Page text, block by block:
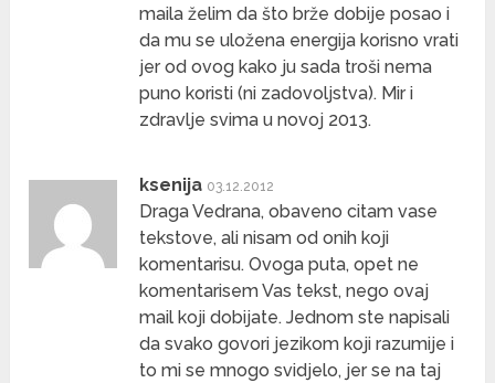
maila želim da što brže dobije posao i
da mu se uložena energija korisno vrati
jer od ovog kako ju sada troši nema
puno koristi (ni zadovoljstva). Mir i
zdravlje svima u novoj 2013.
ksenija 03.12.2012
Draga Vedrana, obaveno citam vase
tekstove, ali nisam od onih koji
komentarisu. Ovoga puta, opet ne
komentarisem Vas tekst, nego ovaj
mail koji dobijate. Jednom ste napisali
da svako govori jezikom koji razumije i
to mi se mnogo svidjelo, jer se na taj